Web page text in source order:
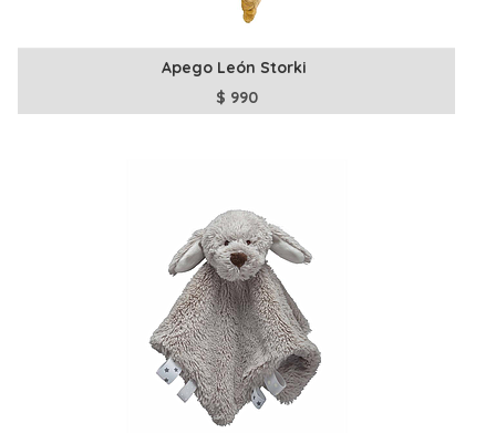
Apego León Storki
$ 990